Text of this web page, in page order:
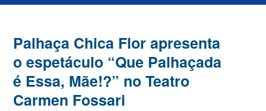
Palhaça Chica Flor apresenta
o espetáculo “Que Palhaçada
é Essa, Mãe!?” no Teatro
Carmen Fossari